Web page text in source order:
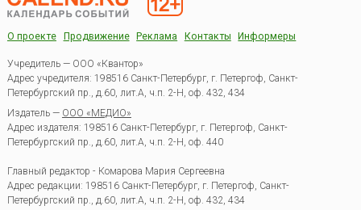
О проекте Продвижение Реклама Контакты Информеры
Учредитель — ООО «Квантор»
Адрес учредителя: 198516 Санкт-Петербург, г. Петергоф, Санкт-
Петербургский пр., д.60, лит.А, ч.п. 2-Н, оф. 432, 434
Издатель — ООО «МЕДИО»
Адрес издателя: 198516 Санкт-Петербург, г. Петергоф, Санкт-
Петербургский пр., д.60, лит.А, ч.п. 2-Н, оф. 440
Главный редактор - Комарова Мария Сергеевна
Адрес редакции: 198516 Санкт-Петербург, г. Петергоф, Санкт-
Петербургский пр., д.60, лит.А, ч.п. 2-Н, оф. 432, 434